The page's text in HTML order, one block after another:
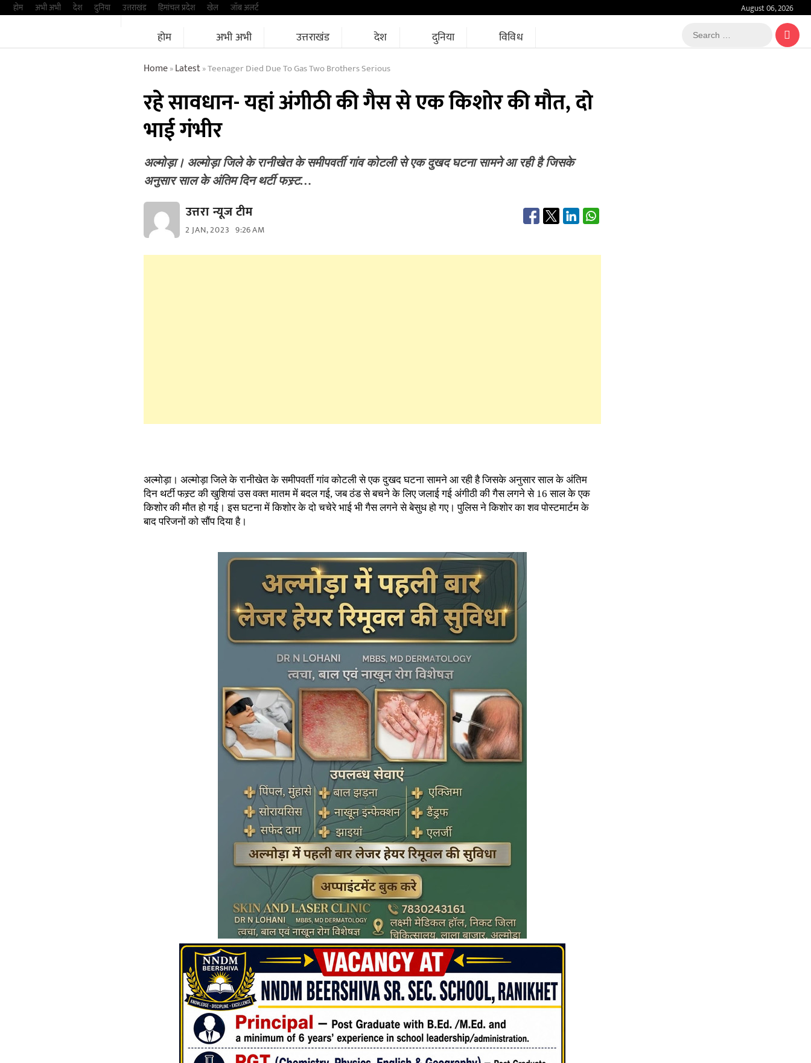
Skipहोम अभी अभी देश दुनिया उत्तराखंड हिमांचल प्रदेश खेल जॉब अलर्ट August 06, 2026
होम अभी अभी उत्तराखंड देश दुनिया विविध
Search
…
Home»Latest»Teenager Died Due To Gas Two Brothers Serious
रहे सावधान- यहां अंगीठी की गैस से एक किशोर की मौत, दो
भाई गंभीर
अल्मोड़ा। अल्मोड़ा जिले के रानीखेत के समीपवर्ती गांव कोटली से एक दुखद घटना सामने आ रही है जिसके
अनुसार साल के अंतिम दिन थर्टी फस्र्ट…
उत्तरा न्यूज टीम
2 JAN, 2023 9:26 AM
अल्मोड़ा। अल्मोड़ा जिले के रानीखेत के समीपवर्ती गांव कोटली से एक दुखद घटना सामने आ रही है जिसके अनुसार साल के अंतिम
दिन थर्टी फस्र्ट की खुशियां उस वक्त मातम में बदल गई, जब ठंड से बचने के लिए जलाई गई अंगीठी की गैस लगने से 16 साल के एक
किशोर की मौत हो गई। इस घटना में किशोर के दो चचेरे भाई भी गैस लगने से बेसुध हो गए। पुलिस ने किशोर का शव पोस्टमार्टम के
बाद परिजनों को सौंप दिया है।